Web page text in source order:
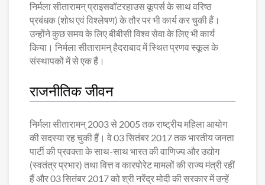
निर्मला सीतारामन् प्राइसवॉटरहाउस कूपर्स के साथ वरिष्ठ
प्रबंधक (शोध एवं विश्लेषण) के तौर पर भी कार्य कर चुकी हैं।
उन्होंने कुछ समय के लिए बीबीसी विश्व सेवा के लिए भी कार्य
किया। निर्मला सीतारामन् हैदराबाद में स्थित प्रणव स्कूल के
संस्थापकों में से एक हैं।
राजनीतिक जीवन
निर्मला सीतारामन् 2003 से 2005 तक राष्ट्रीय महिला आयोग
की सदस्या रह चुकी हैं। वे 03 सितंबर 2017 तक भारतीय जनता
पार्टी की प्रवक्ता के साथ-साथ भारत की वाणिज्य और उद्योग
(स्वतंत्र प्रभार) तथा वित्त व कारपोरेट मामलों की राज्य मंत्री रहीं
हैं और 03 सितंबर 2017 को श्री नरेंद्र मोदी की सरकार में उन्हें